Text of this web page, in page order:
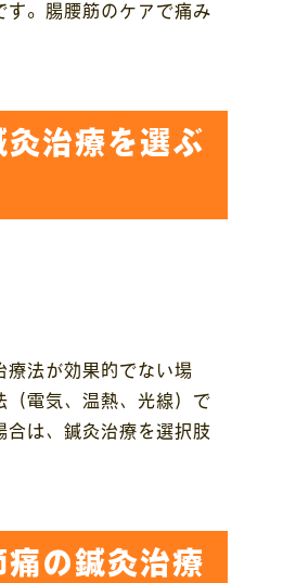
す。腸腰筋のケアで痛み
治療を選ぶ
療法が効果的でない場
（電気、温熱、光線）で
合は、鍼灸治療を選択肢
の鍼灸治療